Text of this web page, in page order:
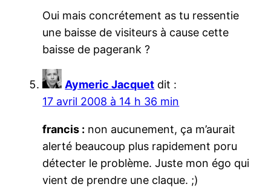
Oui mais concrétement as tu ressentie
une baisse de visiteurs à cause cette
baisse de pagerank ?
Aymeric Jacquet dit :
17 avril 2008 à 14 h 36 min
francis : non aucunement, ça m’aurait
alerté beaucoup plus rapidement poru
détecter le problème. Juste mon égo qui
vient de prendre une claque. ;)